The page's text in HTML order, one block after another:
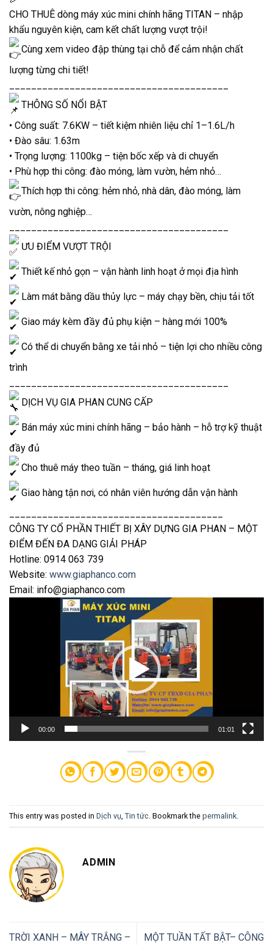
CHO THUÊ dòng máy xúc mini chính hãng TITAN – nhập
khẩu nguyên kiện, cam kết chất lượng vượt trội!
Cùng xem video đập thùng tại chỗ để cảm nhận chất
lượng từng chi tiết!
THÔNG SỐ NỔI BẬT
• Công suất: 7.6KW – tiết kiệm nhiên liệu chỉ 1–1.6L/h
• Đào sâu: 1.63m
• Trọng lượng: 1100kg – tiện bốc xếp và di chuyển
• Phù hợp thi công: đào móng, làm vườn, hẻm nhỏ…
Thích hợp thi công: hẻm nhỏ, nhà dân, đào móng, làm
vườn, nông nghiệp…
ƯU ĐIỂM VƯỢT TRỘI
Thiết kế nhỏ gọn – vận hành linh hoạt ở mọi địa hình
Làm mát bằng dầu thủy lực – máy chạy bền, chịu tải tốt
Giao máy kèm đầy đủ phụ kiện – hàng mới 100%
Có thể di chuyển bằng xe tải nhỏ – tiện lợi cho nhiều công
trình
DỊCH VỤ GIA PHAN CUNG CẤP
Bán máy xúc mini chính hãng – bảo hành – hỗ trợ kỹ thuật
đầy đủ
Cho thuê máy theo tuần – tháng, giá linh hoạt
Giao hàng tận nơi, có nhân viên hướng dẫn vận hành
CÔNG TY CỔ PHẦN THIẾT BỊ XÂY DỰNG GIA PHAN – MỘT
ĐIỂM ĐẾN ĐA DẠNG GIẢI PHÁP
Hotline: 0914 063 739
Website: www.giaphanco.com
Email: info@giaphanco.com
00:00 01:01
This entry was posted in Dịch vụ Tin tức . Bookmark the permalink
ADMIN
TRỜI XANH – MÂY TRẮNG – MỘT TUẦN TẤT BẬT– CÔNG